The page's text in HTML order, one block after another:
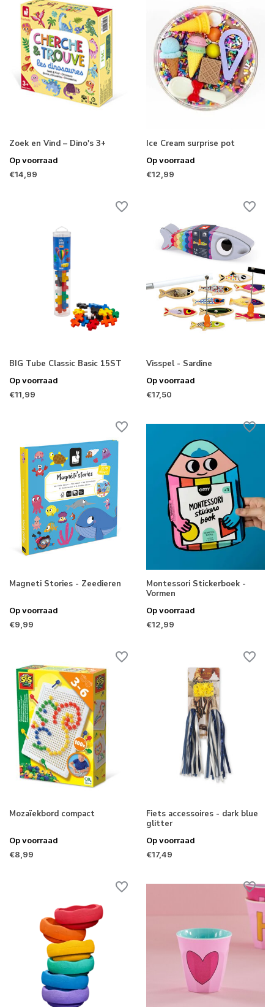
Zoek en Vind – Dino's 3+
Op voorraad
€14,99
Ice Cream surprise pot
Op voorraad
€12,99
BIG Tube Classic Basic 15ST
Op voorraad
€11,99
Visspel - Sardine
Op voorraad
€17,50
Magneti Stories - Zeedieren
Op voorraad
€9,99
Montessori Stickerboek -
Vormen
Op voorraad
€12,99
Mozaïekbord compact
Op voorraad
€8,99
Fiets accessoires - dark blue
glitter
Op voorraad
€17,49